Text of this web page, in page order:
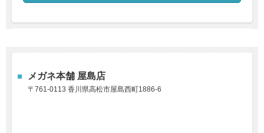
メガネ本舗 屋島店
〒761-0113 香川県高松市屋島西町1886-6